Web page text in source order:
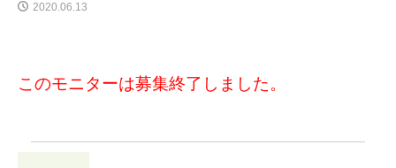
2020.06.13
このモニターは募集終了しました。